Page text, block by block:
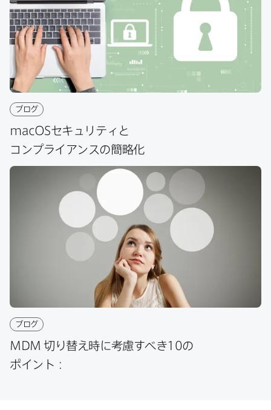
ブログ
macOSセキュリティと​
コンプライアンスの​簡略化
ブログ
MDM 切り​替え時に​考慮すべき10の​
ポイント：